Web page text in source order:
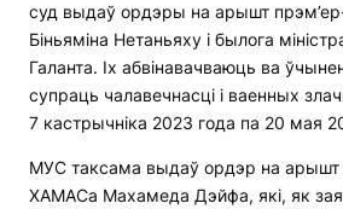
суд выдаў ордэры на арышт прэм’ер-
Біньяміна Нетаньяху і былога
Галанта. Іх абвінавачваюць ва
супраць чалавечнасці і ваенных
7 кастрычніка 2023 года па 20 мая
МУС таксама выдаў ордэр на арышт
ХАМАСа Махамеда Дэйфа, які, як